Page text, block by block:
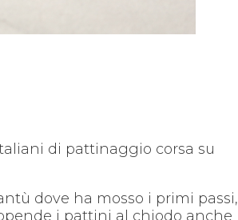
di pattinaggio corsa su
dove ha mosso i primi passi,
i pattini al chiodo anche